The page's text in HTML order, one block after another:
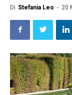
Di Stefania Leo - 20